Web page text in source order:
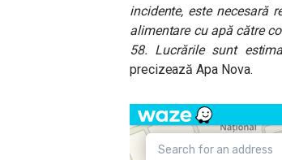
incidente, este necesară
alimentare cu apă către
58. Lucrările sunt
precizează Apa Nova.